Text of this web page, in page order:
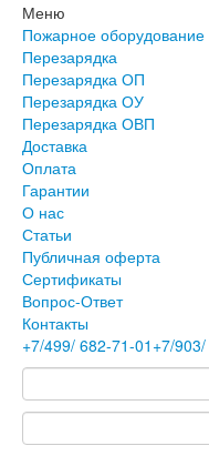
Меню
Пожарное оборудование
Перезарядка
Перезарядка ОП
Перезарядка ОУ
Перезарядка ОВП
Доставка
Оплата
Гарантии
О нас
Статьи
Публичная оферта
Сертификаты
Вопрос-Ответ
Контакты
+7/499/ 682-71-01 +7/903/